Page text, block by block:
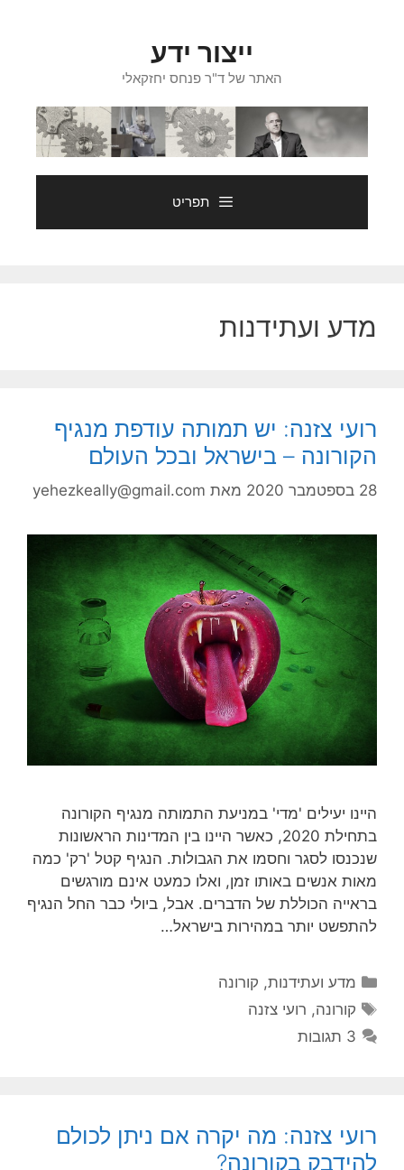
ייצור ידע
האתר של ד"ר פנחס יחזקאלי
תפריט
מדע ועתידנות
רועי צזנה: יש תמותה עודפת מנגיף
הקורונה – בישראל ובכל העולם
28 בספטמבר 2020 מאת yehezkeally@gmail.com
היינו יעילים 'מדי' במניעת התמותה מנגיף הקורונה
בתחילת 2020, כאשר היינו בין המדינות הראשונות
שנכנסו לסגר וחסמו את הגבולות. הנגיף קטל 'רק' כמה
מאות אנשים באותו זמן, ואלו כמעט אינם מורגשים
בראייה הכוללת של הדברים. אבל, ביולי כבר החל הנגיף
להתפשט יותר במהירות בישראל…
קטגוריות
מדע ועתידנות, קורונה
תגיות
קורונה, רועי צזנה
3 תגובות
רועי צזנה: מה יקרה אם ניתן לכולם
להידבק בקורונה?